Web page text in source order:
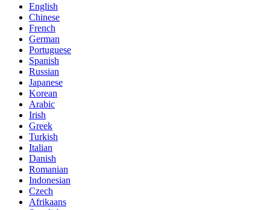
English
Chinese
French
German
Portuguese
Spanish
Russian
Japanese
Korean
Arabic
Irish
Greek
Turkish
Italian
Danish
Romanian
Indonesian
Czech
Afrikaans